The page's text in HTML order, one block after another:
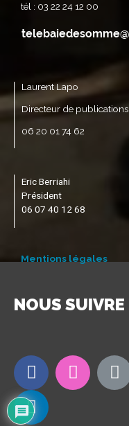
tél : 03 22 24 12 00
Laurent Lapo
Directeur de publications
06 20 01 74 62
Eric Berriahi
Président
06 07 40 12 68
Mentions légales
NOUS SUIVRE